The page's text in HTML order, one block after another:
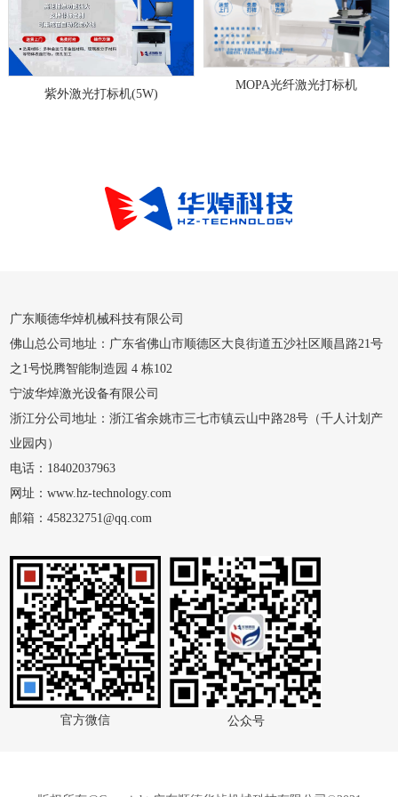
MOPA光纤激光打标机 紫外飞行激光打标机
广东顺德华焯机械科技有限公司
佛山总公司地址：广东省佛山市顺德区大良街道五沙社区顺昌路21号
之1号悦腾智能制造园 4 栋102
宁波华焯激光设备有限公司
浙江分公司地址：浙江省余姚市三七市镇云山中路28号（千人计划产
业园内）
电话：18402037963
网址：www.hz-technology.com
邮箱：458232751@qq.com
官方微信 公众号